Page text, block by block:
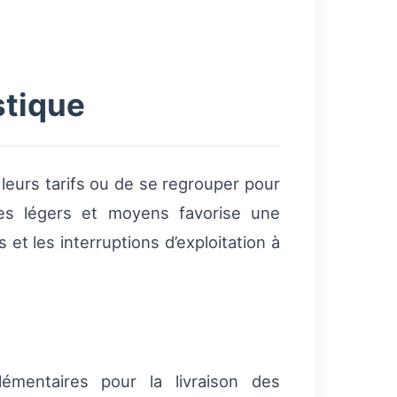
tarifs ou de se regrouper pour
légers et moyens favorise une
les interruptions d’exploitation à
pour la livraison des